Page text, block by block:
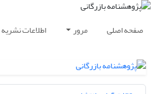
صفحه اصلی مرور اطلاعات نشریه